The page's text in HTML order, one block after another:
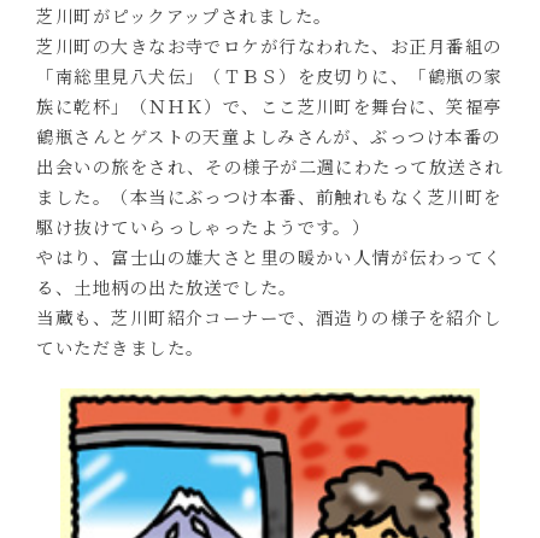
芝川町がピックアップされました。
芝川町の大きなお寺でロケが行なわれた、お正月番組の
「南総里見八犬伝」（ＴＢＳ）を皮切りに、「鶴瓶の家
族に乾杯」（ＮＨＫ）で、ここ芝川町を舞台に、笑福亭
鶴瓶さんとゲストの天童よしみさんが、ぶっつけ本番の
出会いの旅をされ、その様子が二週にわたって放送され
ました。（本当にぶっつけ本番、前触れもなく芝川町を
駆け抜けていらっしゃったようです。）
やはり、富士山の雄大さと里の暖かい人情が伝わってく
る、土地柄の出た放送でした。
当蔵も、芝川町紹介コーナーで、酒造りの様子を紹介し
ていただきました。